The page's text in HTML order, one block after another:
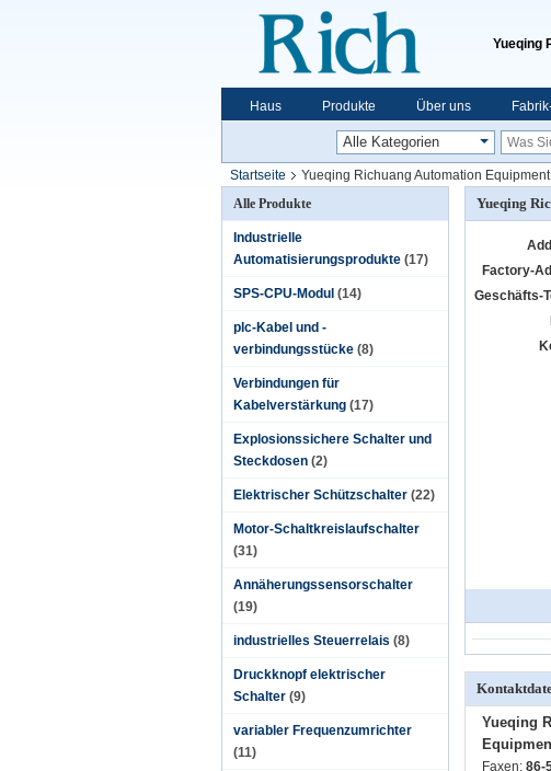
Yueqing
Haus Produkte Über uns
Startseite
Yueqing Richuang Automation
Alle Produkte
Industrielle
Automatisierungsprodukte (17)
SPS-CPU-Modul (14)
plc-Kabel und -
verbindungsstücke (8)
Verbindungen für
Kabelverstärkung (17)
Explosionssichere Schalter und
Steckdosen (2)
Elektrischer Schützschalter (22)
Motor-Schaltkreislaufschalter
(31)
Annäherungssensorschalter
(19)
industrielles Steuerrelais (8)
Druckknopf elektrischer
Schalter (9)
variabler Frequenzumrichter
(11)
Yueqing
Factory-
Geschäfts-
Yueqing
Faxen: 86-